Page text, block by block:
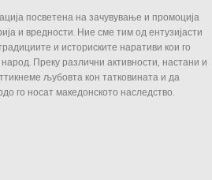
посветена на зачувување и промоција
и вредности. Ние сме тим од ентузијасти
и историските наративи кои го
Преку различни активности, настани и
љубовта кон татковината и да
го носат македонското наследство.